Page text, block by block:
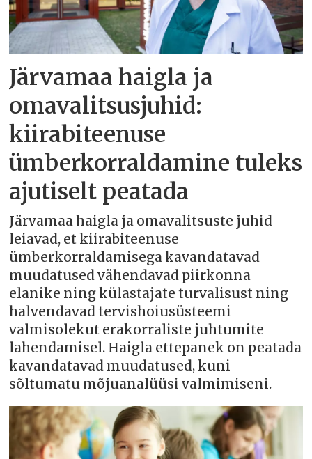
Järvamaa haigla ja
omavalitsusjuhid:
kiirabiteenuse
ümberkorraldamine tuleks
ajutiselt peatada
Järvamaa haigla ja omavalitsuste juhid
leiavad, et kiirabiteenuse
ümberkorraldamisega kavandatavad
muudatused vähendavad piirkonna
elanike ning külastajate turvalisust ning
halvendavad tervishoiusüsteemi
valmisolekut erakorraliste juhtumite
lahendamisel. Haigla ettepanek on peatada
kavandatavad muudatused, kuni
sõltumatu mõjuanalüüsi valmimiseni.